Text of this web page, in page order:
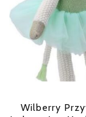
Wilberry